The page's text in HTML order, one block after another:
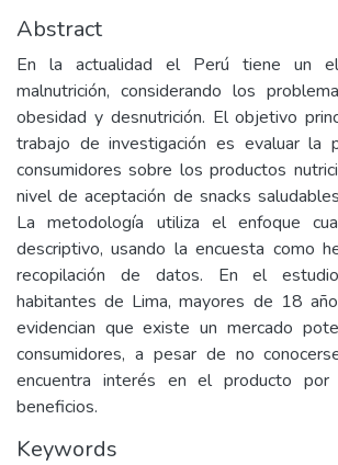
Abstract
En la actualidad el Perú tiene un
malnutrición, considerando los
obesidad y desnutrición. El objetivo
trabajo de investigación es evaluar la
consumidores sobre los productos
nivel de aceptación de snacks
La metodología utiliza el enfoque
descriptivo, usando la encuesta como
recopilación de datos. En el
habitantes de Lima, mayores de 18
evidencian que existe un mercado
consumidores, a pesar de no
encuentra interés en el producto
beneficios.
Keywords